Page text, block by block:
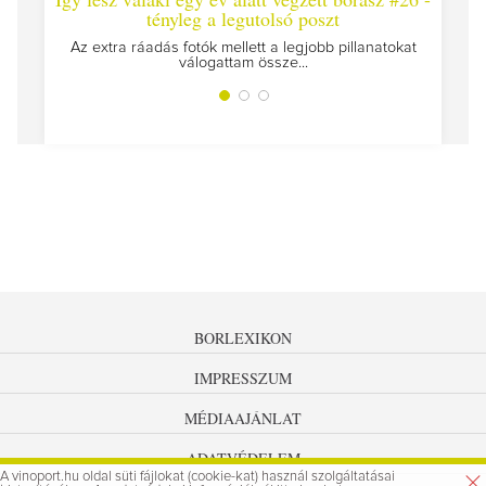
tényleg a legutolsó poszt
Az extra ráadás fotók mellett a legjobb pillanatokat
válogattam össze...
BORLEXIKON
IMPRESSZUM
MÉDIAAJÁNLAT
ADATVÉDELEM
A vinoport.hu oldal süti fájlokat (cookie-kat) használ szolgáltatásai